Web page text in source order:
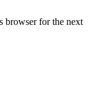
browser for the next